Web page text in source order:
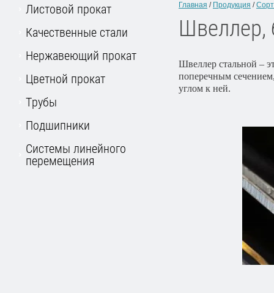
Листовой прокат
Качественные стали
Нержавеющий прокат
Цветной прокат
Трубы
Подшипники
Системы линейного
перемещения
Главная / Продукция /
Швеллер,
Швеллер стальной –
поперечным
углом к ней.